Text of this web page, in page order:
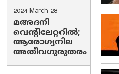
2024 March 28
മഅദനി
വെന്റിലേറ്ററിൽ;
ആരോഗ്യനില
അതീവഗുരുതരം